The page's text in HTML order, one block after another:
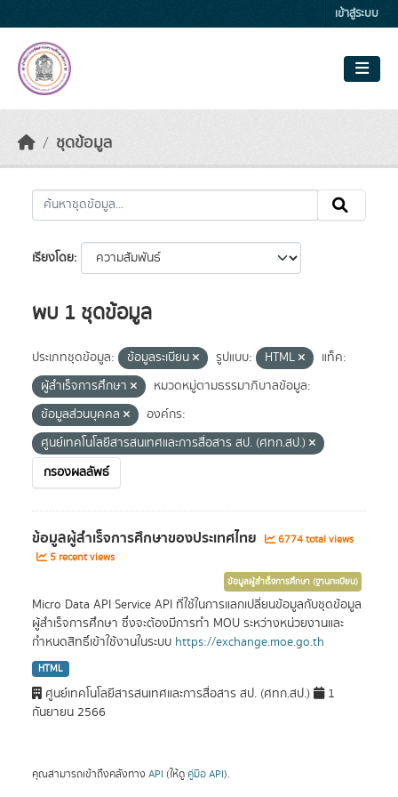
เข้าสู่ระบบ
ชุดข้อมูล
เรียงโดย
พบ 1 ชุดข้อมูล
ประเภทชุดข้อมูล: ข้อมูลระเบียน รูปแบบ: HTML
แท็ค:
ผู้สำเร็จการศึกษา
หมวดหมู่ตามธรรมาภิบาลข้อมูล:
ข้อมูลส่วนบุคคล
องค์กร:
ศูนย์เทคโนโลยีสารสนเทศและการสื่อสาร สป. (ศทก.สป.)
กรองผลลัพธ์
ข้อมูลผู้สำเร็จการศึกษาของประเทศไทย
6774 total views
5 recent views
ข้อมูลผู้สำเร็จการศึกษา (ฐานทะเบียน)
Micro Data API Service API ที่ใช้ในการแลกเปลี่ยนข้อมูลกับชุดข้อมูล
ผู้สำเร็จการศึกษา ซึ่งจะต้องมีการทำ MOU ระหว่างหน่วยงานและ
กำหนดสิทธิ์เข้าใช้งานในระบบ https://exchange.moe.go.th
HTML
ศูนย์เทคโนโลยีสารสนเทศและการสื่อสาร สป. (ศทก.สป.)
1
กันยายน 2566
คุณสามารถเข้าถึงคลังทาง API (ให้ดู คู่มือ API).